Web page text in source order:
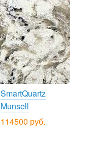
SmartQuartz
Munsell
114500 руб.